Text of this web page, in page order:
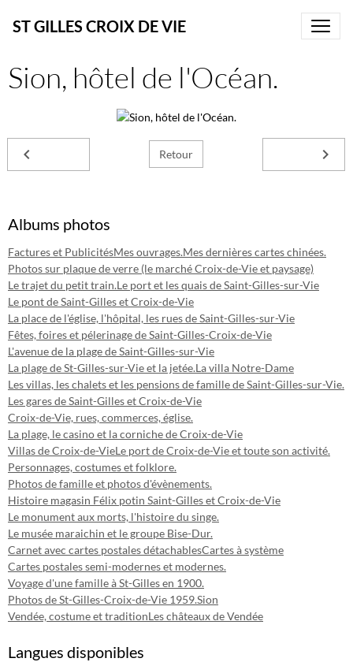
ST GILLES CROIX DE VIE
Sion, hôtel de l'Océan.
Retour
Albums photos
Factures et PublicitésMes ouvrages.Mes dernières cartes chinées.
Photos sur plaque de verre (le marché Croix-de-Vie et paysage)
Le trajet du petit train.Le port et les quais de Saint-Gilles-sur-Vie
Le pont de Saint-Gilles et Croix-de-Vie
La place de l'église, l'hôpital, les rues de Saint-Gilles-sur-Vie
Fêtes, foires et pélerinage de Saint-Gilles-Croix-de-Vie
L'avenue de la plage de Saint-Gilles-sur-Vie
La plage de St-Gilles-sur-Vie et la jetée.La villa Notre-Dame
Les villas, les chalets et les pensions de famille de Saint-Gilles-sur-Vie.
Les gares de Saint-Gilles et Croix-de-Vie
Croix-de-Vie, rues, commerces, église.
La plage, le casino et la corniche de Croix-de-Vie
Villas de Croix-de-VieLe port de Croix-de-Vie et toute son activité.
Personnages, costumes et folklore.
Photos de famille et photos d'évènements.
Histoire magasin Félix potin Saint-Gilles et Croix-de-Vie
Le monument aux morts, l'histoire du singe.
Le musée maraichin et le groupe Bise-Dur.
Carnet avec cartes postales détachablesCartes à système
Cartes postales semi-modernes et modernes.
Voyage d'une famille à St-Gilles en 1900.
Photos de St-Gilles-Croix-de-Vie 1959.Sion
Vendée, costume et traditionLes châteaux de Vendée
Langues disponibles